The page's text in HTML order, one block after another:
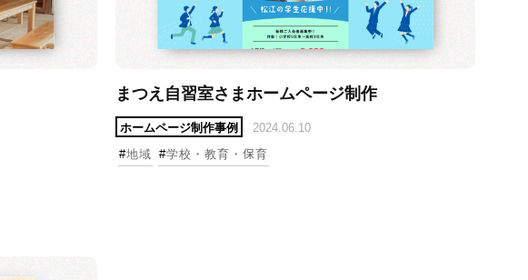
まつえ自習室さまホームページ制作
ホームページ制作事例
2024.06.10
#地域 #学校・教育・保育